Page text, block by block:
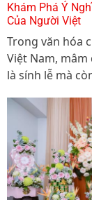
Khám Phá Ý
Của Người Việt
Trong văn hóa
Việt Nam,
là sính lễ mà
trai dành cho
mỗi lễ vật
gắm những lời
yêu, hôn nhân,
viên mãn cho